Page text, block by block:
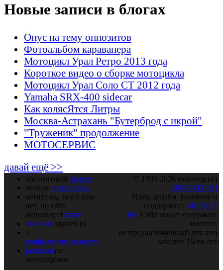
Новые записи в блогах
Опус на тему оппозитов
Фотоальбом караванера
Мотоцикл Урал Ретро 2013 года
Короткое видео о сборке мотоцикла
Мотоцикл Урал Соло СТ 2012 года
Yamaha SRX-400 sidecar
Как колясЯтся Литры
Москва-Астрахань "Бутерброд с икрой"
"Труженик" продолжение
МОТОСЕРВИС
давай ещё >>
оппозитный форум
полное оглавление
хотите вы этого или
нет, но сайт
использует куки
закрома oppozit.ru
о
конфиденциальности
реклама на
мотопортале
© 1999-2026 мотопортал
OPPOZIT.RU
Идея, дизайн, развитие и
поддержка : SHTRLZ
16+ Сайт может содержать
контент,
не предназначенный для лиц
младше 16-ти лет